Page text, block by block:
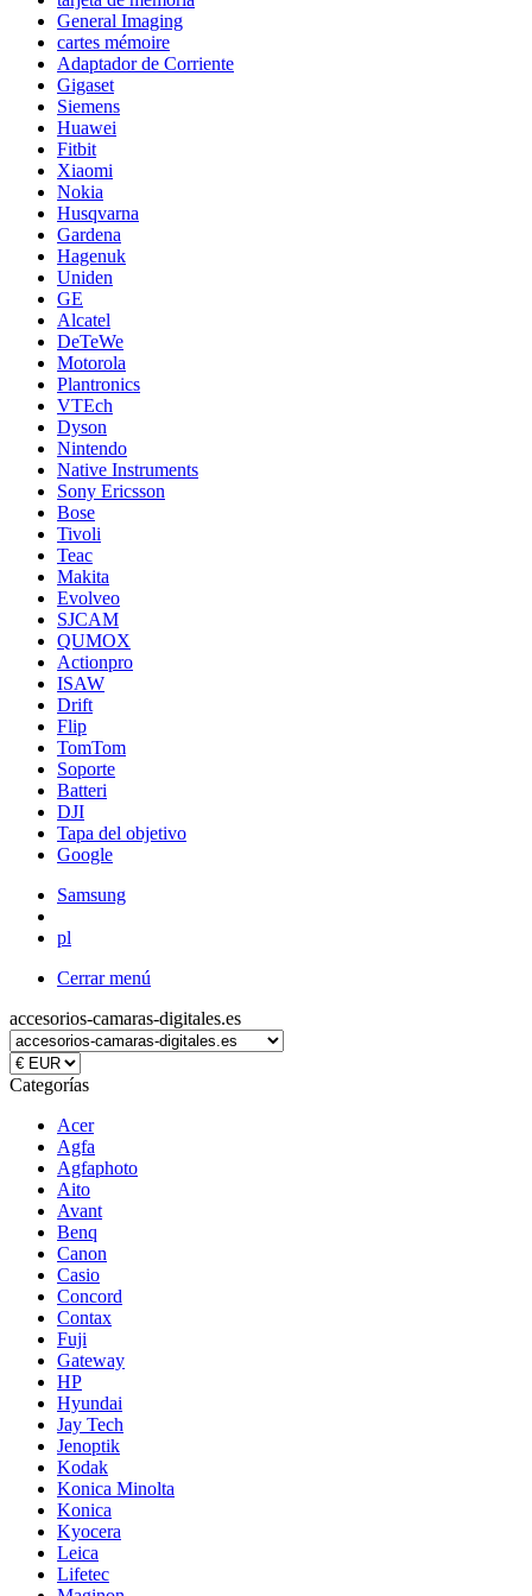
General Imaging
cartes mémoire
Adaptador de Corriente
Gigaset
Siemens
Huawei
Fitbit
Xiaomi
Nokia
Husqvarna
Gardena
Hagenuk
Uniden
GE
Alcatel
DeTeWe
Motorola
Plantronics
VTEch
Dyson
Nintendo
Native Instruments
Sony Ericsson
Bose
Tivoli
Teac
Makita
Evolveo
SJCAM
QUMOX
Actionpro
ISAW
Drift
Flip
TomTom
Soporte
Batteri
DJI
Tapa del objetivo
Google
Samsung
pl
Cerrar menú
accesorios-camaras-digitales.es
Categorías
Acer
Agfa
Agfaphoto
Aito
Avant
Benq
Canon
Casio
Concord
Contax
Fuji
Gateway
HP
Hyundai
Jay Tech
Jenoptik
Kodak
Konica Minolta
Konica
Kyocera
Leica
Lifetec